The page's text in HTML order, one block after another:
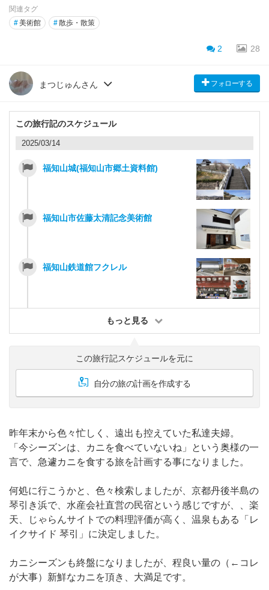
関連タグ
#美術館 #散歩・散策
2 28
まつじゅんさん フォローする
この旅行記のスケジュール
2025/03/14
福知山城(福知山市郷土資料館)
福知山市佐藤太清記念美術館
福知山鉄道館フクレル
もっと見る
この旅行記スケジュールを元に
自分の旅の計画を作成する
昨年末から色々忙しく、遠出も控えていた私達夫婦。
「今シーズンは、カニを食べていないね」という奥様の一
言で、急遽カニを食する旅を計画する事になりました。
何処に行こうかと、色々検索しましたが、京都丹後半島の
琴引き浜で、水産会社直営の民宿という感じですが、、楽
天、じゃらんサイトでの料理評価が高く、温泉もある「レ
イクサイド 琴引」に決定しました。
カニシーズンも終盤になりましたが、程良い量の（←コレ
が大事）新鮮なカニを頂き、大満足です。